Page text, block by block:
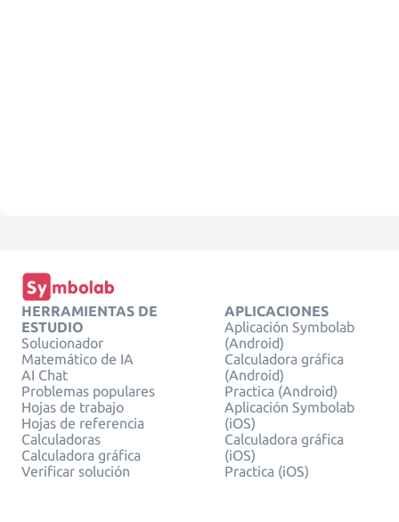
HERRAMIENTAS DE
ESTUDIO
Solucionador
Matemático de IA
AI Chat
Problemas populares
Hojas de trabajo
Hojas de referencia
Calculadoras
Calculadora gráfica
Verificar solución
APLICACIONES
Aplicación Symbolab
(Android)
Calculadora gráfica
(Android)
Practica (Android)
Aplicación Symbolab
(iOS)
Calculadora gráfica
(iOS)
Practica (iOS)